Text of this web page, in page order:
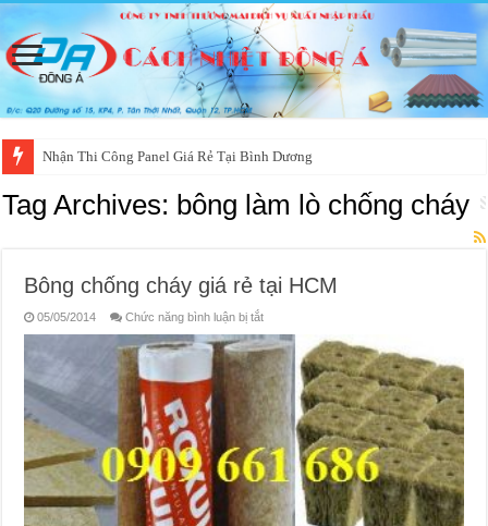
Nhận Thi Công Panel Giá Rẻ Tại Bình Dương
Tag Archives: bông làm lò chống cháy
Bông chống cháy giá rẻ tại HCM
05/05/2014 Chức năng bình luận bị tắtở
chống
cháy
rẻ
tại
HCM